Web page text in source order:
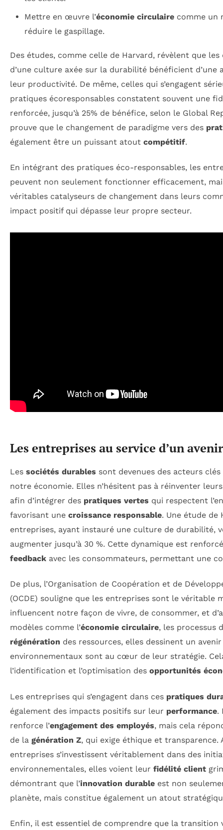
Mettre en œuvre l’économie circulairecomme un
réduire le gaspillage.
Des études, comme celle de Harvard, révèlent que
d’une culture axée sur la durabilité bénéficient d’une
leur productivité. De même, celles qui s’engagent
pratiques écoresponsables constatent souvent une
renforcée, jusqu’à 25% de bénéfice, selon le Global
prouve que le changement de paradigme vers des
également être un puissant atout compétitif.
En intégrant des pratiques éco-responsables, les
peuvent non seulement fonctionner efficacement,
véritables catalyseurs de changement dans leurs
impact positif qui dépasse leur propre secteur.
Les entreprises au service d’un
Les sociétés durables sont devenues des acteurs
notre économie. Elles n’hésitent pas à réinventer
afin d’intégrer des pratiques vertes qui respectent
favorisant une croissance responsable. Une étude de
entreprises, ayant instauré une culture de durabilité,
augmenter jusqu’à 30 %. Cette dynamique est
feedback avec les consommateurs, permettant une
De plus, l’Organisation de Coopération et de
(OCDE) souligne que les entreprises sont le véritable
influencent notre façon de vivre, de consommer, et
modèles comme l’économie circulaire, les processus
régénération des ressources, elles dessinent un
environnementaux sont au cœur de leur stratégie.
l’identification et l’optimisation des opportunités
Les entreprises qui s’engagent dans ces pratiques
également des impacts positifs sur leur performance.
renforce l’engagement des employés, mais cela
de la génération Z, qui exige éthique et transparence.
entreprises s’investissent véritablement dans des
environnementales, elles voient leur fidélité client
démontrant que l’innovation durable est non
planète, mais constitue également un atout
Enfin, il est essentiel de comprendre que la transition